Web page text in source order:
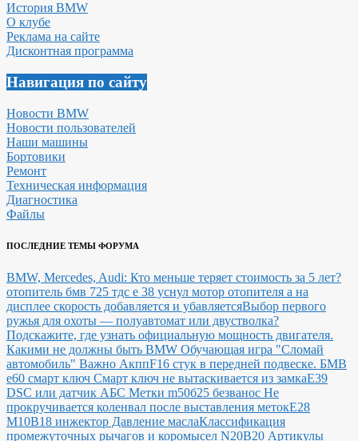
История BMW
О клубе
Реклама на сайте
Дисконтная программа
Навигация по сайту
Новости BMW
Новости пользователей
Наши машины
Бортовики
Ремонт
Техническая информация
Диагностика
Файлы
ПОСЛЕДНИЕ ТЕМЫ ФОРУМА
BMW, Mercedes, Audi: Кто меньше теряет стоимость за 5 лет?
отопитель бмв 725 тдс е 38 уснул мотор отопителя а на
дисплее скорость добавляется и убавляетсяВыбор первого
ружья для охоты — полуавтомат или двустволка?
Подскажите, где узнать официальную мощность двигателя.
Какими не должны быть BMW Обучающая игра "Сломай
автомобиль" Важно АкппF16 стук в передней подвеске. БМВ
е60 смарт ключ Смарт ключ не вытаскивается из замкаE39
DSC или датчик АБС Метки m50б25 безванос Не
прокручивается коленвал после выставления метокЕ28
М10В18 инжектор Давление маслаКлассификация
промежуточных рычагов и коромысел N20B20 Артикулы